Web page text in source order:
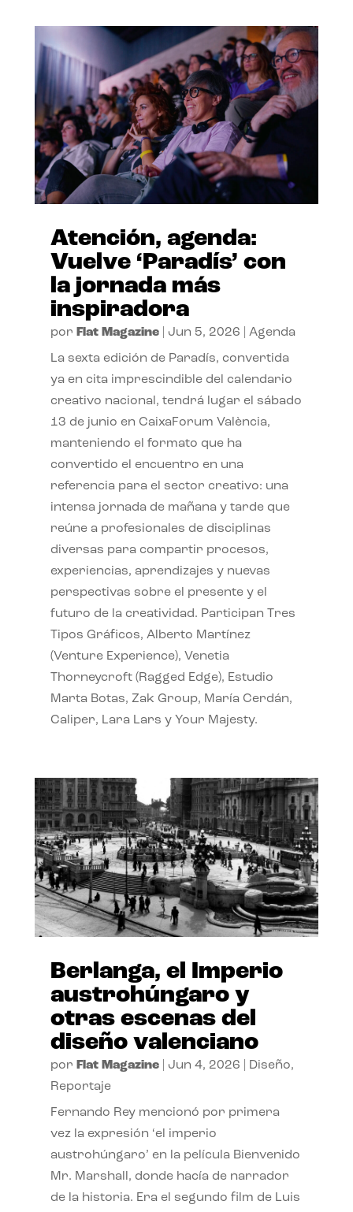
Atención, agenda:
Vuelve ‘Paradís’ con
la jornada más
inspiradora
por Flat Magazine| Jun 5, 2026 Agenda
La sexta edición de Paradís, convertida
ya en cita imprescindible del calendario
creativo nacional, tendrá lugar el sábado
13 de junio en CaixaForum València,
manteniendo el formato que ha
convertido el encuentro en una
referencia para el sector creativo: una
intensa jornada de mañana y tarde que
reúne a profesionales de disciplinas
diversas para compartir procesos,
experiencias, aprendizajes y nuevas
perspectivas sobre el presente y el
futuro de la creatividad. Participan Tres
Tipos Gráficos, Alberto Martínez
(Venture Experience), Venetia
Thorneycroft (Ragged Edge), Estudio
Marta Botas, Zak Group, María Cerdán,
Caliper, Lara Lars y Your Majesty.
Berlanga, el Imperio
austrohúngaro y
otras escenas del
diseño valenciano
por Flat Magazine| Jun 4, 2026 Diseño,
Reportaje
Fernando Rey mencionó por primera
vez la expresión ‘el imperio
austrohúngaro’ en la película Bienvenido
Mr. Marshall, donde hacía de narrador
de la historia. Era el segundo film de Luis